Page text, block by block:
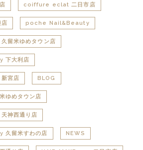
coiffure eclat 二日市店
poche Nail&Beauty
米ゆめタウン店
大利店
宮店 BLOG
ゆめタウン店
神西通り店
留米すわの店 NEWS